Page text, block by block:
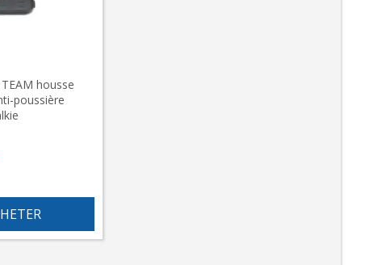
TEAM housse
poussière